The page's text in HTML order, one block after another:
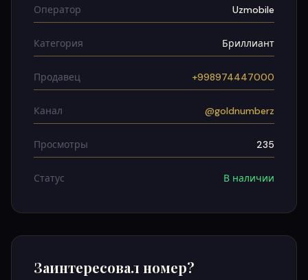
Оператор Uzmobile
Категория Бриллиант
Продавец +998974447000
Канал @goldnumberz
Просмотры 235
Статус В наличии
Заинтересовал номер?